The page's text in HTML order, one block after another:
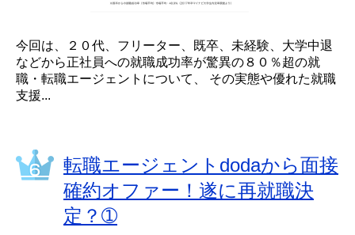
今回は、２０代、フリーター、既卒、未経験、大学中退
などから正社員への就職成功率が驚異の８０％超の就
職・転職エージェントについて、 その実態や優れた就職
支援...
転職エージェントdodaから面接
確約オファー！遂に再就職決
定？➀